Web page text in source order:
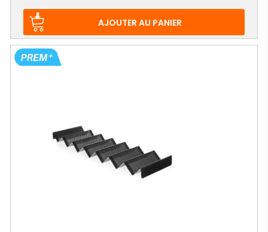
AJOUTER AU PANIER